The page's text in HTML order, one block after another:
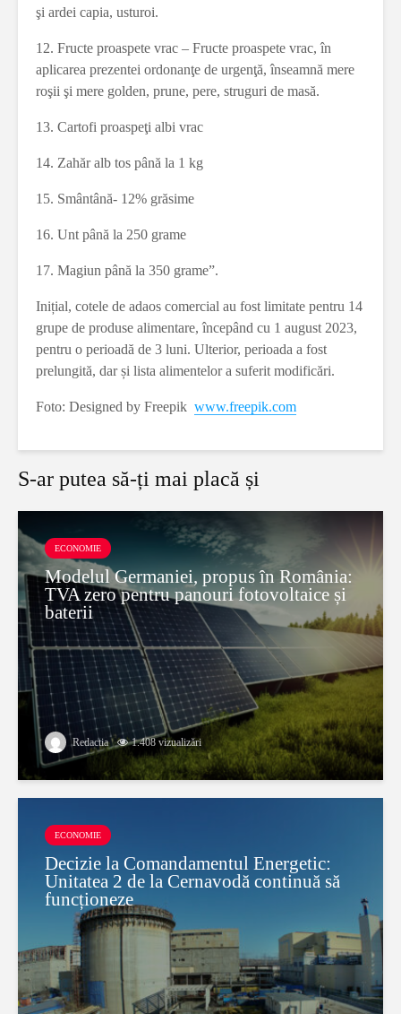
şi ardei capia, usturoi.
12. Fructe proaspete vrac – Fructe proaspete vrac, în
aplicarea prezentei ordonanţe de urgenţă, înseamnă mere
roşii şi mere golden, prune, pere, struguri de masă.
13. Cartofi proaspeţi albi vrac
14. Zahăr alb tos până la 1 kg
15. Smântână- 12% grăsime
16. Unt până la 250 grame
17. Magiun până la 350 grame”.
Inițial, cotele de adaos comercial au fost limitate pentru 14
grupe de produse alimentare, începând cu 1 august 2023,
pentru o perioadă de 3 luni. Ulterior, perioada a fost
prelungită, dar și lista alimentelor a suferit modificări.
Foto: Designed by Freepik www.freepik.com
S-ar putea să-ți mai placă și
ECONOMIE
Modelul Germaniei, propus în România:
TVA zero pentru panouri fotovoltaice și
baterii
Redactia 1.408 vizualizări
ECONOMIE
Decizie la Comandamentul Energetic:
Unitatea 2 de la Cernavodă continuă să
funcționeze